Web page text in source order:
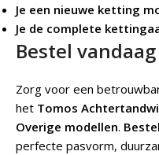
Je een nieuwe ketting
Je de complete
Bestel
Zorg voor een
het Tomos
Overige modellen.
perfecte pasvorm,